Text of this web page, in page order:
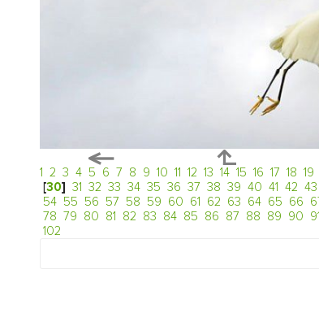
1 2 3 4 5 6 7 8 9 10 11 12 13 14 15 16 17 18 19
[30] 31 32 33 34 35 36 37 38 39 40 41 42 43
54 55 56 57 58 59 60 61 62 63 64 65 66
78 79 80 81 82 83 84 85 86 87 88 89 90 91
102